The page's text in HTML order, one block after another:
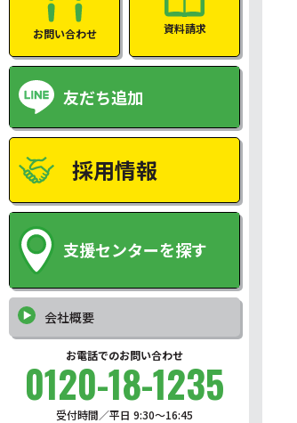
お問い合わせ 資料請求
友だち追加
採用情報
支援センターを探す
会社概要
お電話でのお問い合わせ
0120-18-1235
受付時間／平日 9:30〜16:45